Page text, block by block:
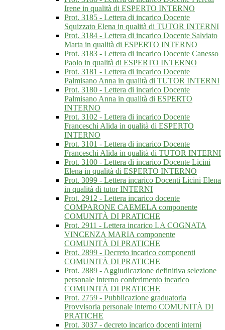
Irene in qualità di ESPERTO INTERNO
Prot. 3185 - Lettera di incarico Docente
Squizzato Elena in qualità di TUTOR INTERNI
Prot. 3184 - Lettera di incarico Docente Salviato
Marta in qualità di ESPERTO INTERNO
Prot. 3183 - Lettera di incarico Docente Canesso
Paolo in qualità di ESPERTO INTERNO
Prot. 3181 - Lettera di incarico Docente
Palmisano Anna in qualità di TUTOR INTERNI
Prot. 3180 - Lettera di incarico Docente
Palmisano Anna in qualità di ESPERTO
INTERNO
Prot. 3102 - Lettera di incarico Docente
Franceschi Alida in qualità di ESPERTO
INTERNO
Prot. 3101 - Lettera di incarico Docente
Franceschi Alida in qualità di TUTOR INTERNI
Prot. 3100 - Lettera di incarico Docente Licini
Elena in qualità di ESPERTO INTERNO
Prot. 3099 - Lettera incarico Docenti Licini Elena
in qualità di tutor INTERNI
Prot. 2912 - Lettera incarico docente
COMPARONE CAEMELA componente
COMUNITÀ DI PRATICHE
Prot. 2911 - Lettera incarico LA COGNATA
VINCENZA MARIA componente
COMUNITÀ DI PRATICHE
Prot. 2899 - Decreto incarico componenti
COMUNITÀ DI PRATICHE
Prot. 2889 - Aggiudicazione definitiva selezione
personale interno conferimento incarico
COMUNITÀ DI PRATICHE
Prot. 2759 - Pubblicazione graduatoria
Provvisoria personale interno COMUNITÀ DI
PRATICHE
Prot. 3037 - decreto incarico docenti interni